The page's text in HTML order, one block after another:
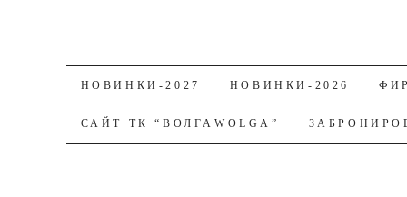
SKIP TO CONTENT
НОВИНКИ-2027 НОВИНКИ-2026
САЙТ ТК “ВОЛГАWOLGA”